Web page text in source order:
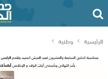
الرئيسية وطنية